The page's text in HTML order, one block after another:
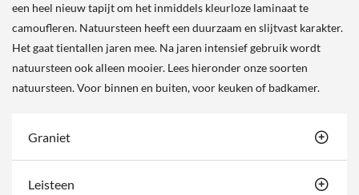
een heel nieuw tapijt om het inmiddels kleurloze laminaat te
camoufleren. Natuursteen heeft een duurzaam en slijtvast karakter.
Het gaat tientallen jaren mee. Na jaren intensief gebruik wordt
natuursteen ook alleen mooier. Lees hieronder onze soorten
natuursteen. Voor binnen en buiten, voor keuken of badkamer.
Graniet
Leisteen